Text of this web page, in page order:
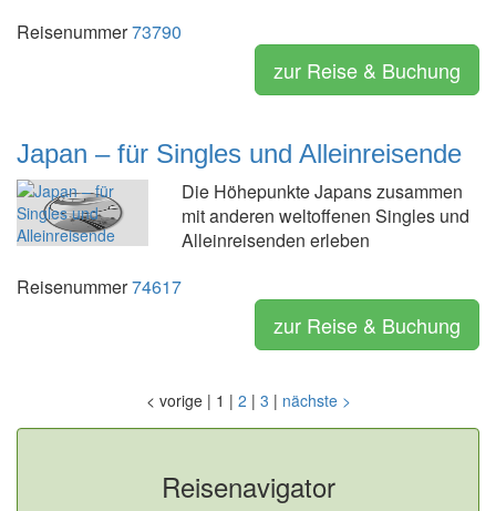
Reisenummer73790
zur Reise & Buchung
Japan – für Singles und Alleinreisende
Die Höhepunkte Japans zusammen
mit anderen weltoffenen Singles und
Alleinreisenden erleben
Reisenummer74617
zur Reise & Buchung
< vorige | 1 | 2 | 3 | nächste >
Reisenavigator